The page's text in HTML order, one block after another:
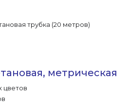
трубка (20 метров)
метрическая
цветов